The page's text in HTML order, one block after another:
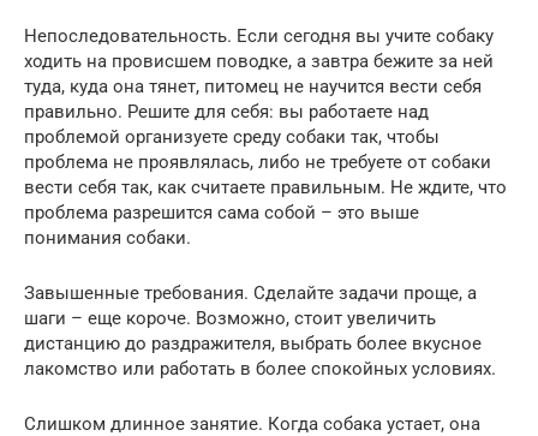
Непоследовательность. Если сегодня вы учите собаку
ходить на провисшем поводке, а завтра бежите за ней
туда, куда она тянет, питомец не научится вести себя
правильно. Решите для себя: вы работаете над
проблемой организуете среду собаки так, чтобы
проблема не проявлялась, либо не требуете от собаки
вести себя так, как считаете правильным. Не ждите, что
проблема разрешится сама собой – это выше
понимания собаки.
Завышенные требования. Сделайте задачи проще, а
шаги – еще короче. Возможно, стоит увеличить
дистанцию до раздражителя, выбрать более вкусное
лакомство или работать в более спокойных условиях.
Слишком длинное занятие. Когда собака устает, она